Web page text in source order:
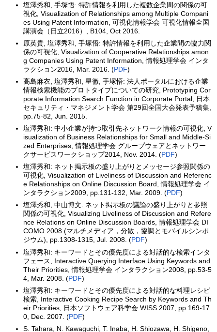
塩澤秀和, 手塚悟: 特許情報を利用した複数企業間の関係の可
視化, Visualization of Relationships among Multiple Compani
es Using Patent Information, 可視化情報学会 可視化情報全国
講演会（日立2016）, B104, Oct 2016.
原英貴, 塩澤秀和, 手塚悟: 特許情報を利用した企業間の協力関
係の可視化, Visualization of Cooperative Relationships amon
g Companies Using Patent Information, 情報処理学会 インタ
ラクション2016, Mar. 2016. (PDF)
高島麻衣, 塩澤秀和, 星徹, 手塚悟: 法人ポータルにおける企業
情報検索機能のプロトタイプについての研究, Prototyping Cor
porate Information Search Function in Corporate Portal, 日本
セキュリティ・マネジメント学会 第29回全国大会発表予稿集,
pp.75-82, Jun. 2015.
塩澤秀和: 中小企業が持つ取引先ネットワーク情報の可視化, V
isualization of Business Relationships for Small and Middle-Si
zed Enterprises, 情報処理学会 グループウェアとネットワー
クサービスワークショップ2014, Nov. 2014. (PDF)
塩澤秀和: ネット掲示板の盛り上がりとメッセージ参照関係の
可視化, Visualization of Liveliness of Discussion and Referenc
e Relationships on Online Discussion Board, 情報処理学会 イ
ンタラクション2009, pp.131-132, Mar. 2009. (PDF)
塩澤秀和, 中山博文: ネット掲示板の議論の盛り上がりと参照
関係の可視化, Visualizing Liveliness of Discussion and Refere
nce Relations on Online Discussion Boards, 情報処理学会 DI
COMO 2008 (マルチメディア，分散，協調とモバイルシンポ
ジウム), pp.1308-1315, Jul. 2008. (PDF)
塩澤秀和: キーワードとその優先度による対話的な検索インタ
フェース, Interactive Querying Interface Using Keywords and
Their Priorities, 情報処理学会 インタラクション2008, pp.53-5
4, Mar. 2008. (PDF)
塩澤秀和: キーワードとその優先度による対話的な料理レシピ
検索, Interactive Cooking Recipe Search by Keywords and Th
eir Priorities, 日本ソフトウェア科学会 WISS 2007, pp.169-17
0, Dec. 2007. (PDF)
S. Tahara, N. Kawaguchi, T. Inaba, H. Shiozawa, H. Shigeno,